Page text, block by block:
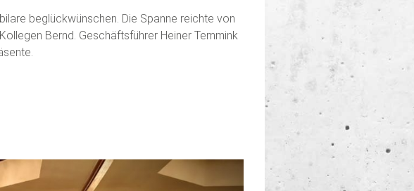
beglückwünschen. Die Spanne reichte von
Bernd. Geschäftsführer Heiner Temmink